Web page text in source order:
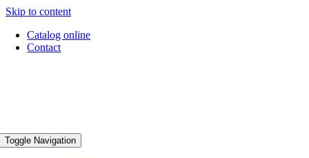
Skip to content
Catalog online
Contact
Toggle Navigation